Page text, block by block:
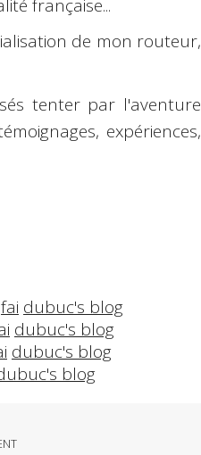
française...
de mon routeur,
tenter par l'aventure
expériences,
fai dubuc's blog
dubuc's blog
dubuc's blog
blog